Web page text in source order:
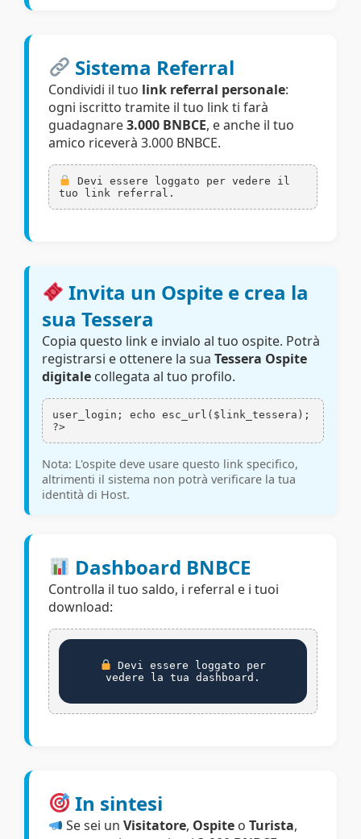
Sistema Referral
Condividi il tuo link referral personale:
ogni iscritto tramite il tuo link ti farà
guadagnare3.000 BNBCE, e anche il tuo
amico riceverà 3.000 BNBCE.
Devi essere loggato per vedere il
tuo link referral.
Invita un Ospite e crea la
sua Tessera
Copia questo link e invialo al tuo ospite. Potrà
registrarsi e ottenere la sua Tessera Ospite
digitale collegata al tuo profilo.
user_login; echo esc_url($link_tessera);
?>
Nota: L'ospite deve usare questo link specifico,
altrimenti il sistema non potrà verificare la tua
identità di Host.
Dashboard BNBCE
Controlla il tuo saldo, i referral e i tuoi
download:
Devi essere loggato per
vedere la tua dashboard.
In sintesi
Se sei unVisitatore, Ospite oTurista,